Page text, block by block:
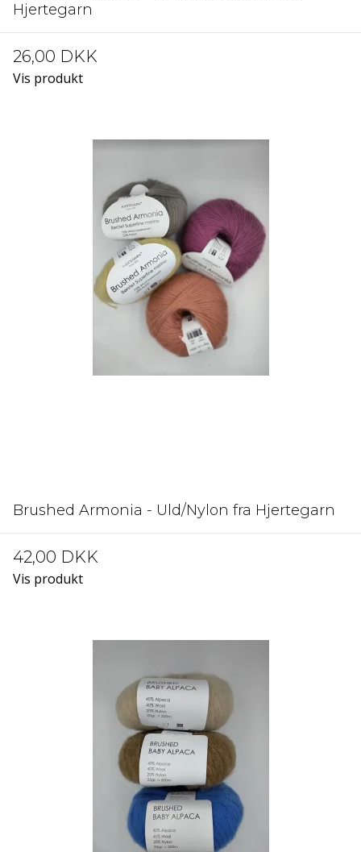
Hjertegarn
26,00 DKK
Vis produkt
Brushed Armonia - Uld/Nylon fra Hjertegarn
42,00 DKK
Vis produkt